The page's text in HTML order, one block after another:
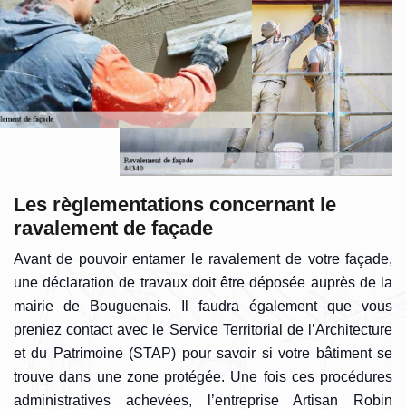
Les règlementations concernant le
ravalement de façade
Avant de pouvoir entamer le ravalement de votre façade,
une déclaration de travaux doit être déposée auprès de la
mairie de Bouguenais. Il faudra également que vous
preniez contact avec le Service Territorial de l’Architecture
et du Patrimoine (STAP) pour savoir si votre bâtiment se
trouve dans une zone protégée. Une fois ces procédures
administratives achevées, l’entreprise Artisan Robin